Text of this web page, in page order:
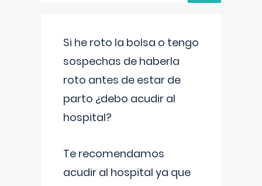
Si he roto la bolsa o tengo
sospechas de haberla
roto antes de estar de
parto ¿debo acudir al
hospital?
Te recomendamos
acudir al hospital ya que